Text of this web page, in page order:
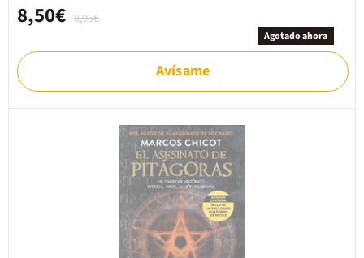
8,95€
8,50€
Agotado ahora
Avísame